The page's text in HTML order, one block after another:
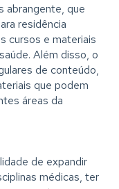
abrangente, que
residência
cursos e materiais
Além disso, o
de conteúdo,
que podem
áreas da
de expandir
médicas, ter